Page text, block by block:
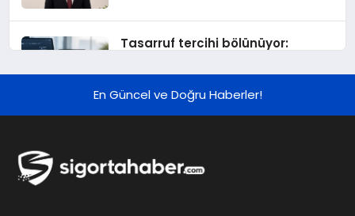
Tasarruf tercihi bölünüyor:
Sonuçları
En Güncel ve Doğru Haberler!